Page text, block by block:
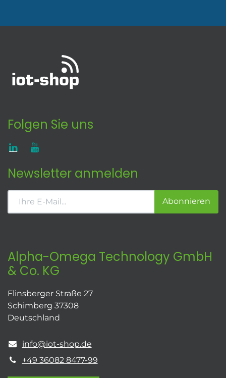
Folgen Sie uns
Newsletter anmelden
Abonnieren
Alpha-Omega Technology GmbH
& Co. KG
Flinsberger Straße 27
Schimberg 37308
Deutschland
info@iot-shop.de
+49 36082 8477-99